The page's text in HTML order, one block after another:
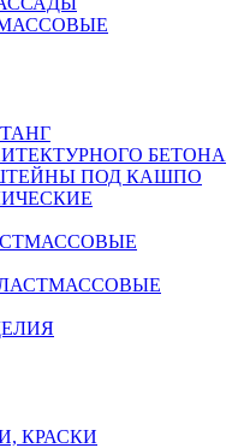
БЕТОНА
ПОД КАШПО
КРАСКИ